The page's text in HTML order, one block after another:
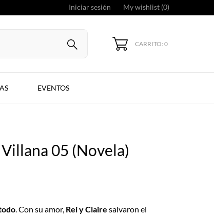
Iniciar sesión My wishlist (0)
CARRITO: 0
EVENTOS
05 (Novela)
. Con su amor, Rei y Claire salvaron el